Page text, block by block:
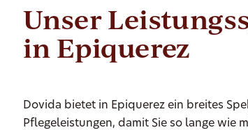
Unser
in Epiquerez
Dovida bietet in Epiquerez ein breites
Pflegeleistungen, damit Sie so lange wie